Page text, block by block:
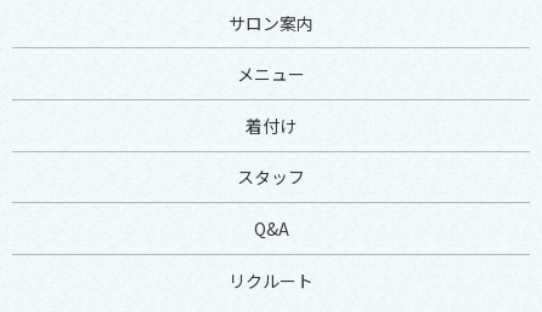
サロン案内
メニュー
着付け
スタッフ
Q&A
リクルート